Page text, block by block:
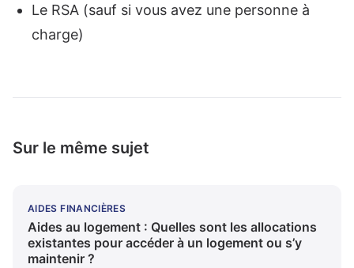
Le RSA (sauf si vous avez une personne à
charge)
Sur le même sujet
AIDES FINANCIÈRES
Aides au logement : Quelles sont les allocations
existantes pour accéder à un logement ou s’y
maintenir ?